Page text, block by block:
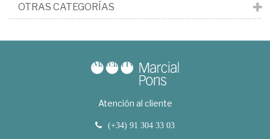
OTRAS CATEGORÍAS
Atención al cliente
(+34) 91 304 33 03